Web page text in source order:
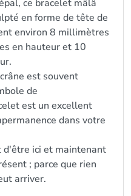
ce bracelet mâlâ
en forme de tête de
environ 8 millimètres
en hauteur et 10
est souvent
de
est un excellent
dans votre
d'être ici et maintenant
; parce que rien
arriver.